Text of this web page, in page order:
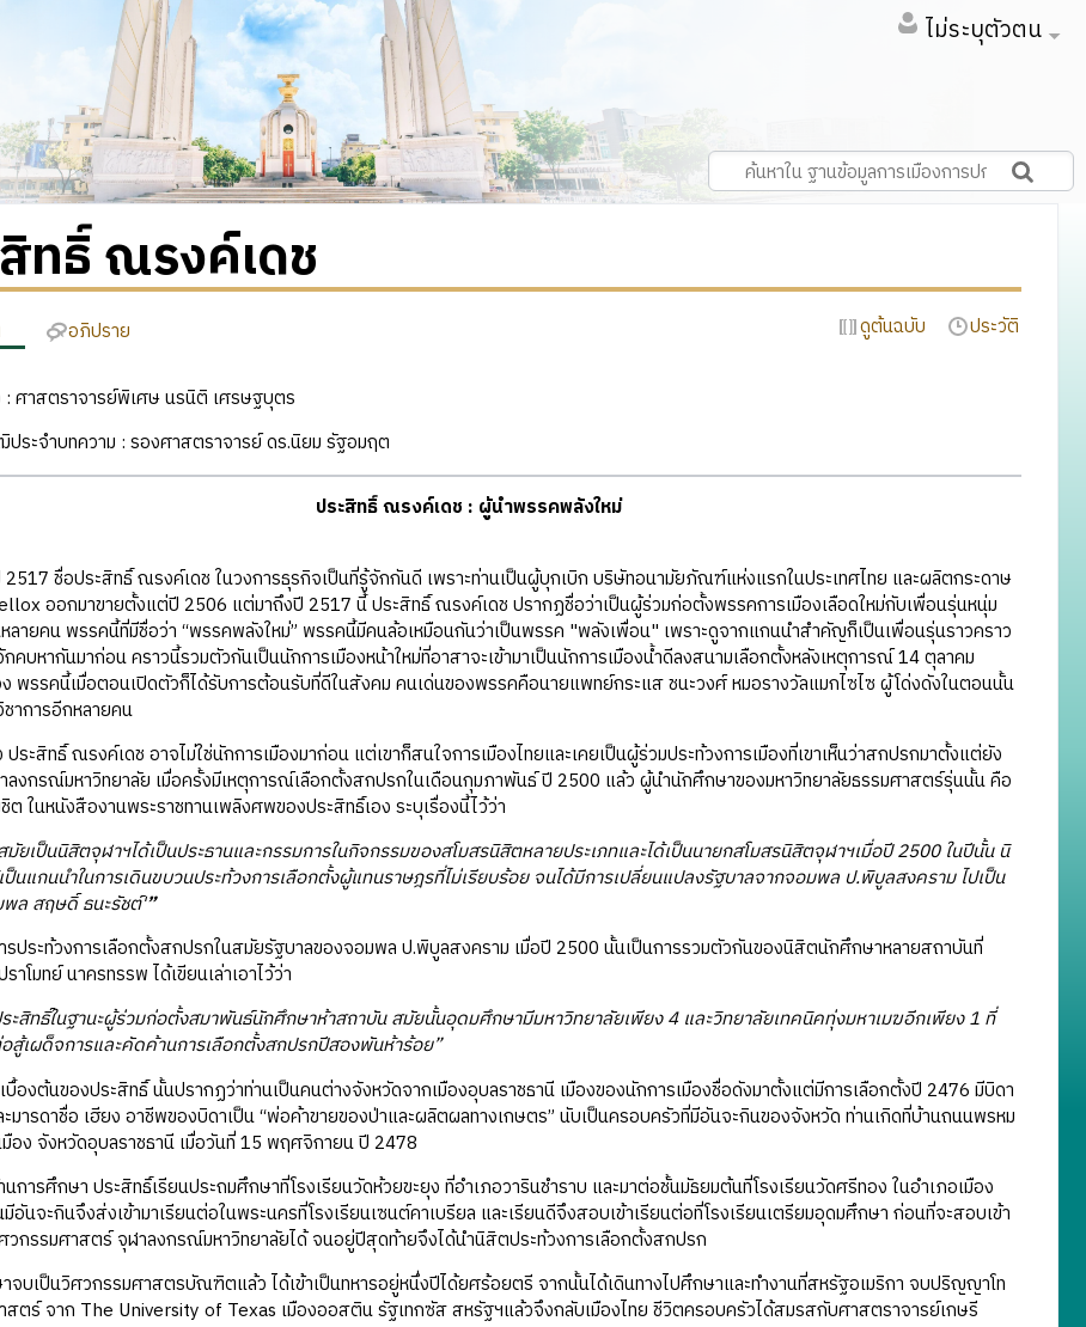
ไม่ระบุตัวตน
ทธิ์ ณรงค์เดช
อภิปราย ดูต้นฉบับ ประวัติ
: ศาสตราจารย์พิเศษ นรนิติ เศรษฐบุตร
ระจำบทความ : รองศาสตราจารย์ ดร.นิยม รัฐอมฤต
ประสิทธิ์ ณรงค์เดช : ผู้นำพรรคพลังใหม่
ชื่อประสิทธิ์ ณรงค์เดช ในวงการธุรกิจเป็นที่รู้จักกันดี เพราะท่านเป็นผู้บุกเบิก บริษัทอนามัยภัณฑ์แห่งแรกในประเทศไทย และผลิตกระดาษ
ออกมาขายตั้งแต่ปี 2506 แต่มาถึงปี 2517 นี้ ประสิทธิ์ ณรงค์เดช ปรากฏชื่อว่าเป็นผู้ร่วมก่อตั้งพรรคการเมืองเลือดใหม่กับเพื่อนรุ่นหนุ่ม
ายคน พรรคนี้ที่มีชื่อว่า “พรรคพลังใหม่” พรรคนี้มีคนล้อเหมือนกันว่าเป็นพรรค "พลังเพื่อน" เพราะดูจากแกนนำสำคัญก็เป็นเพื่อนรุ่นราวคราว
คบหากันมาก่อน คราวนี้รวมตัวกันเป็นนักการเมืองหน้าใหม่ที่อาสาจะเข้ามาเป็นนักการเมืองน้ำดีลงสนามเลือกตั้งหลังเหตุการณ์ 14 ตุลาคม
พรรคนี้เมื่อตอนเปิดตัวก็ได้รับการต้อนรับที่ดีในสังคม คนเด่นของพรรคคือนายแพทย์กระแส ชนะวงศ์ หมอรางวัลแมกไซไซ ผู้โด่งดังในตอนนั้น
าการอีกหลายคน
ทธิ์ ณรงค์เดช อาจไม่ใช่นักการเมืองมาก่อน แต่เขาก็สนใจการเมืองไทยและเคยเป็นผู้ร่วมประท้วงการเมืองที่เขาเห็นว่าสกปรกมาตั้งแต่ยัง
ลงกรณ์มหาวิทยาลัย เมื่อครั้งมีเหตุการณ์เลือกตั้งสกปรกในเดือนกุมภาพันธ์ ปี 2500 แล้ว ผู้นำนักศึกษาของมหาวิทยาลัยธรรมศาสตร์รุ่นนั้น คือ
ต ในหนังสืองานพระราชทานเพลิงศพของประสิทธิ์เอง ระบุเรื่องนี้ไว้ว่า
มัยเป็นนิสิตจุฬาฯได้เป็นประธานและกรรมการในกิจกรรมของสโมสรนิสิตหลายประเภทและได้เป็นนายกสโมสรนิสิตจุฬาฯเมื่อปี 2500 ในปีนั้น นิ
ป็นแกนนำในการเดินขบวนประท้วงการเลือกตั้งผู้แทนราษฎรที่ไม่เรียบร้อย จนได้มีการเปลี่ยนแปลงรัฐบาลจากจอมพล ป.พิบูลสงคราม ไปเป็น
ล สฤษดิ์ ธนะรัชต์'”
ท้วงการเลือกตั้งสกปรกในสมัยรัฐบาลของจอมพล ป.พิบูลสงคราม เมื่อปี 2500 นั้นเป็นการรวมตัวกันของนิสิตนักศึกษาหลายสถาบันที่
โมทย์ นาครทรรพ ได้เขียนเล่าเอาไว้ว่า
ระสิทธิ์ในฐานะผู้ร่วมก่อตั้งสมาพันธ์นักศึกษาห้าสถาบัน สมัยนั้นอุดมศึกษามีมหาวิทยาลัยเพียง 4 และวิทยาลัยเทคนิคทุ่งมหาเมฆอีกเพียง 1 ที่
สู้เผด็จการและคัดค้านการเลือกตั้งสกปรกปีสองพันห้าร้อย”
นของประสิทธิ์ นั้นปรากฏว่าท่านเป็นคนต่างจังหวัดจากเมืองอุบลราชธานี เมืองของนักการเมืองชื่อดังมาตั้งแต่มีการเลือกตั้งปี 2476 มีบิดา
มารดาชื่อ เฮียง อาชีพของบิดาเป็น “พ่อค้าขายของป่าและผลิตผลทางเกษตร” นับเป็นครอบครัวที่มีอันจะกินของจังหวัด ท่านเกิดที่บ้านถนนพรหม
มือง จังหวัดอุบลราชธานี เมื่อวันที่ 15 พฤศจิกายน ปี 2478
ศึกษา ประสิทธิ์เรียนประถมศึกษาที่โรงเรียนวัดห้วยขะยุง ที่อำเภอวารินชำราบ และมาต่อชั้นมัธยมต้นที่โรงเรียนวัดศรีทอง ในอำเภอเมือง
อันจะกินจึงส่งเข้ามาเรียนต่อในพระนครที่โรงเรียนเซนต์คาเบรียล และเรียนดีจึงสอบเข้าเรียนต่อที่โรงเรียนเตรียมอุดมศึกษา ก่อนที่จะสอบเข้า
วกรรมศาสตร์ จุฬาลงกรณ์มหาวิทยาลัยได้ จนอยู่ปีสุดท้ายจึงได้นำนิสิตประท้วงการเลือกตั้งสกปรก
นวิศวกรรมศาสตรบัณฑิตแล้ว ได้เข้าเป็นทหารอยู่หนึ่งปีได้ยศร้อยตรี จากนั้นได้เดินทางไปศึกษาและทำงานที่สหรัฐอเมริกา จบปริญญาโท
สตร์ จาก The University of Texas เมืองออสติน รัฐเทกซัส สหรัฐฯแล้วจึงกลับเมืองไทย ชีวิตครอบครัวได้สมรสกับศาสตราจารย์เกษรี